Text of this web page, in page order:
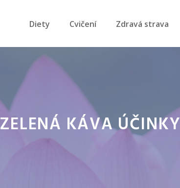
Diety Cvičení Zdravá strava
ZELENÁ KÁVA ÚČINKY